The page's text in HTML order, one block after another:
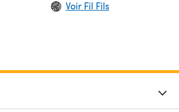
Voir Fil Fils